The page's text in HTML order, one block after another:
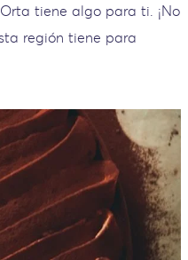
tiene algo para ti. ¡No
región tiene para